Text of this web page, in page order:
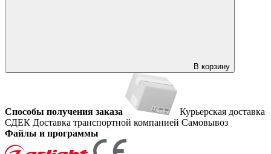
В корзину
Способы получения заказа
Курьерская доставка
СДЕК Доставка транспортной компанией Самовывоз
Файлы и программы